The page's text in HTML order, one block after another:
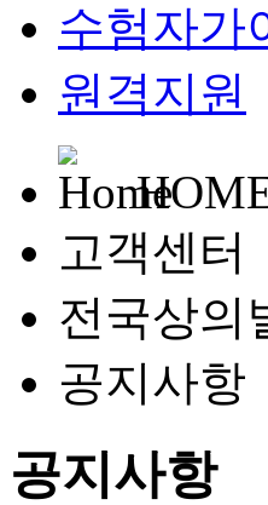
수험자가
원격지원
고객센터
전국상의
공지사항
공지사항